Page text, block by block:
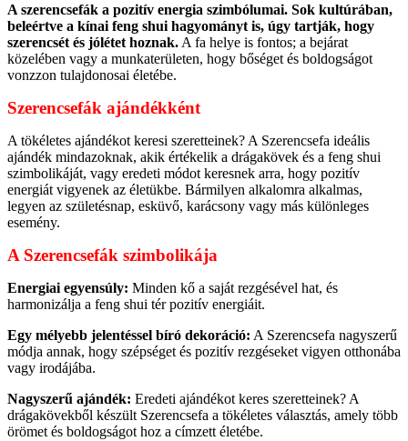
A szerencsefák a pozitív energia szimbólumai. Sok kultúrában,
beleértve a kínai feng shui hagyományt is, úgy tartják, hogy
szerencsét és jólétet hoznak. A fa helye is fontos; a bejárat
közelében vagy a munkaterületen, hogy bőséget és boldogságot
vonzzon tulajdonosai életébe.
Szerencsefák ajándékként
A tökéletes ajándékot keresi szeretteinek? A Szerencsefa ideális
ajándék mindazoknak, akik értékelik a drágakövek és a feng shui
szimbolikáját, vagy eredeti módot keresnek arra, hogy pozitív
energiát vigyenek az életükbe. Bármilyen alkalomra alkalmas,
legyen az születésnap, esküvő, karácsony vagy más különleges
esemény.
A Szerencsefák szimbolikája
Energiai egyensúly: Minden kő a saját rezgésével hat, és
harmonizálja a feng shui tér pozitív energiáit.
Egy mélyebb jelentéssel bíró dekoráció: A Szerencsefa nagyszerű
módja annak, hogy szépséget és pozitív rezgéseket vigyen otthonába
vagy irodájába.
Nagyszerű ajándék: Eredeti ajándékot keres szeretteinek? A
drágakövekből készült Szerencsefa a tökéletes választás, amely több
örömet és boldogságot hoz a címzett életébe.